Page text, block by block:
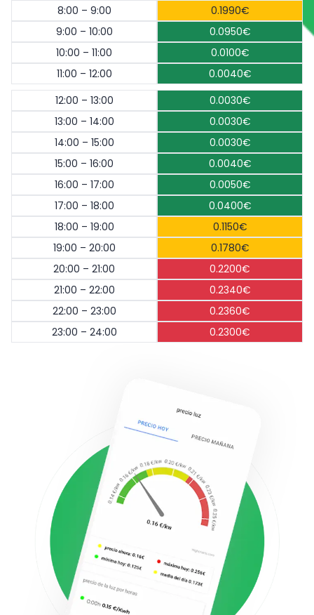
8:00 – 9:00
0.1990€
9:00 – 10:00
0.0950€
10:00 – 11:00
0.0100€
11:00 – 12:00
0.0040€
12:00 – 13:00
0.0030€
13:00 – 14:00
0.0030€
14:00 – 15:00
0.0030€
15:00 – 16:00
0.0040€
16:00 – 17:00
0.0050€
17:00 – 18:00
0.0400€
18:00 – 19:00
0.1150€
19:00 – 20:00
0.1780€
20:00 – 21:00
0.2200€
21:00 – 22:00
0.2340€
22:00 – 23:00
0.2360€
23:00 – 24:00
0.2300€